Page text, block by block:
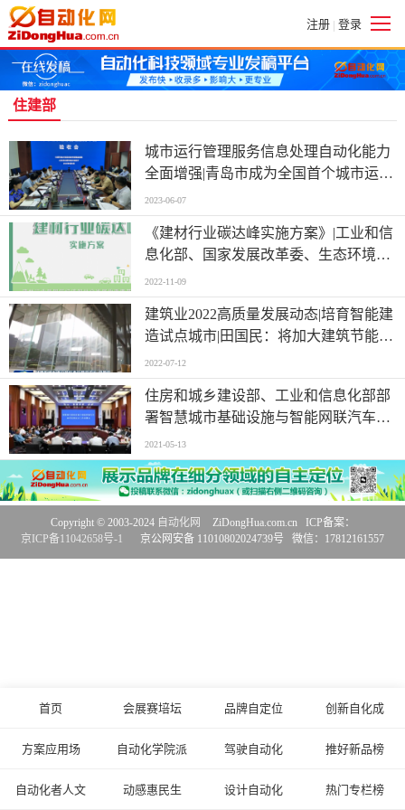
注册 | 登录
住建部
城市运行管理服务信息处理自动化能力
全面增强|青岛市成为全国首个城市运管
服平台通过住建部验收的城市
2023-06-07
《建材行业碳达峰实施方案》|工业和信
息化部、国家发展改革委、生态环境
部、住建部印发|以数字化转型促进行业
节能降碳
2022-11-09
建筑业2022高质量发展动态|培育智能建
造试点城市|田国民：将加大建筑节能和
绿色建筑推进力度
2022-07-12
住房和城乡建设部、工业和信息化部部
署智慧城市基础设施与智能网联汽车协
同发展试点工作
2021-05-13
首页 会展赛培坛 品牌自定位 创新自化成
方案应用场 自动化学院派 驾驶自动化 推好新品榜
自动化者人文 动感惠民生 设计自动化 热门专栏榜
Copyright © 2003-2024 自动化网
ZiDongHua.com.cn ICP备案：
京ICP备11042658号-1
京公网安备 11010802024739号 微信：17812161557